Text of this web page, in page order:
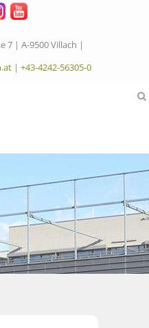
7 | A-9500 Villach |
| +43-4242-56305-0